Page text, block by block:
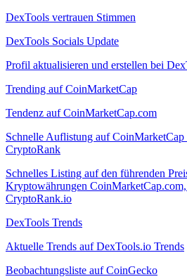
DexTools vertrauen Stimmen
DexTools Socials Update
Profil aktualisieren und erstellen bei
Trending auf CoinMarketCap
Tendenz auf CoinMarketCap.com
Schnelle Auflistung auf
CryptoRank
Schnelles Listing auf den führenden
Kryptowährungen
CryptoRank.io
DexTools Trends
Aktuelle Trends auf DexTools.io Trends
Beobachtungsliste auf CoinGecko